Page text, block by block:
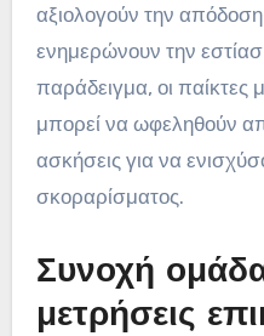
αξιολογούν την
ενημερώνουν την
παράδειγμα, οι παίκτες
μπορεί να ωφεληθούν
ασκήσεις για να
σκοραρίσματος.
Συνοχή
μετρήσεις